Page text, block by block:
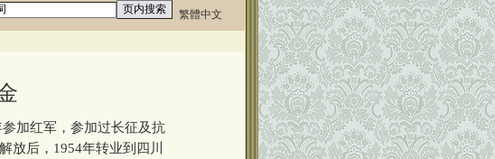
繁體中文
加红军，参加过长征及抗
放后，1954年转业到四川